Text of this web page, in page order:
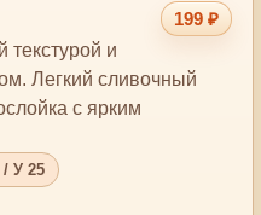
199 ₽
и
Легкий сливочный
с ярким
У 25